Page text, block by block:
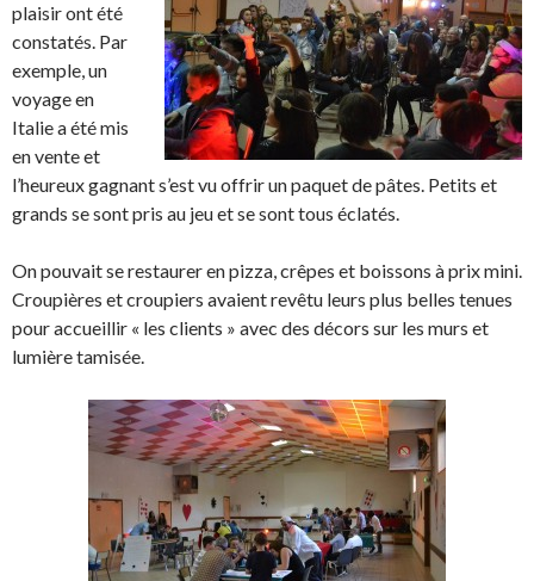
plaisir ont été
constatés. Par
exemple, un
voyage en
Italie a été mis
en vente et
l’heureux gagnant s’est vu offrir un paquet de pâtes. Petits et
grands se sont pris au jeu et se sont tous éclatés.
On pouvait se restaurer en pizza, crêpes et boissons à prix mini.
Croupières et croupiers avaient revêtu leurs plus belles tenues
pour accueillir « les clients » avec des décors sur les murs et
lumière tamisée.